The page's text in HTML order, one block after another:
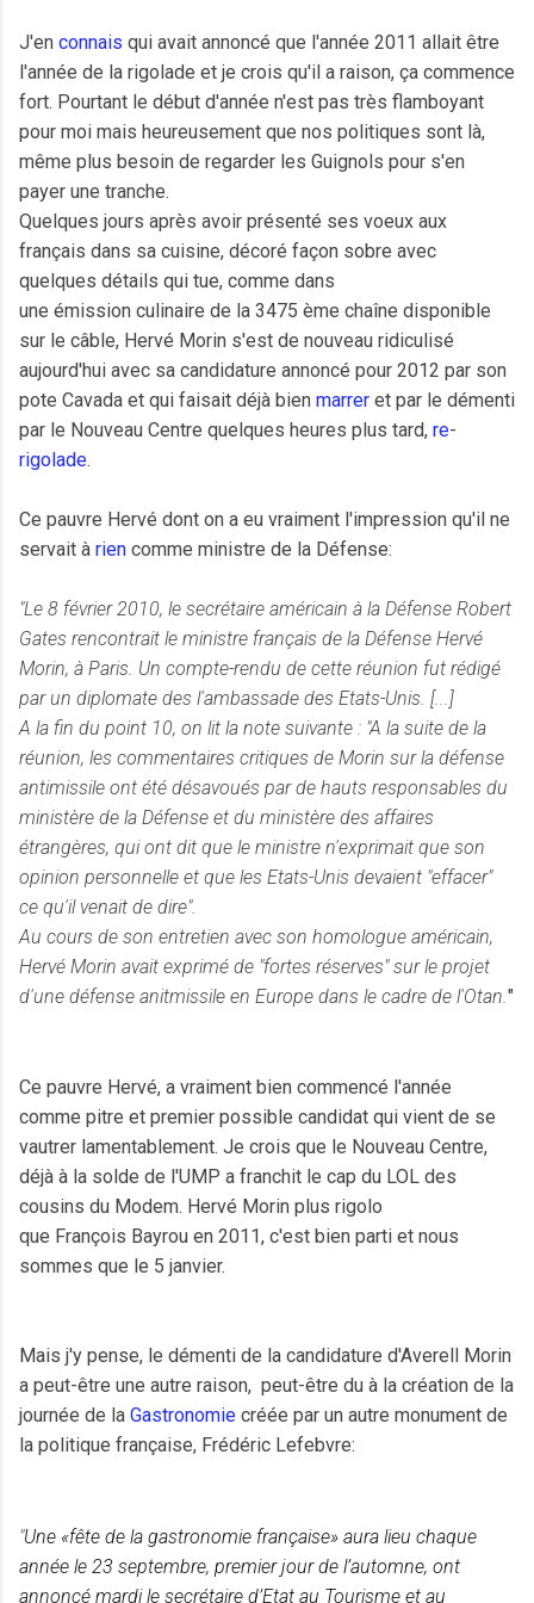
J'en connais qui avait annoncé que l'année 2011 allait être
l'année de la rigolade et je crois qu'il a raison, ça commence
fort. Pourtant le début d'année n'est pas très flamboyant
pour moi mais heureusement que nos politiques sont là,
même plus besoin de regarder les Guignols pour s'en
payer une tranche.
Quelques jours après avoir présenté ses voeux aux
français dans sa cuisine, décoré façon sobre avec
quelques détails qui tue, comme dans
une émission culinaire de la 3475 ème chaîne disponible
sur le câble, Hervé Morin s'est de nouveau ridiculisé
aujourd'hui avec sa candidature annoncé pour 2012 par son
pote Cavada et qui faisait déjà bien marrer et par le démenti
par le Nouveau Centre quelques heures plus tard, re-
rigolade.
Ce pauvre Hervé dont on a eu vraiment l'impression qu'il ne
servait à rien comme ministre de la Défense:
"Le 8 février 2010, le secrétaire américain à la Défense Robert
Gates rencontrait le ministre français de la Défense Hervé
Morin, à Paris. Un compte-rendu de cette réunion fut rédigé
par un diplomate des l'ambassade des Etats-Unis. [...]
A la fin du point 10, on lit la note suivante : "A la suite de la
réunion, les commentaires critiques de Morin sur la défense
antimissile ont été désavoués par de hauts responsables du
ministère de la Défense et du ministère des affaires
étrangères, qui ont dit que le ministre n'exprimait que son
opinion personnelle et que les Etats-Unis devaient "effacer"
ce qu'il venait de dire".
Au cours de son entretien avec son homologue américain,
Hervé Morin avait exprimé de "fortes réserves" sur le projet
d'une défense anitmissile en Europe dans le cadre de l'Otan."
Ce pauvre Hervé, a vraiment bien commencé l'année
comme pitre et premier possible candidat qui vient de se
vautrer lamentablement. Je crois que le Nouveau Centre,
déjà à la solde de l'UMP a franchit le cap du LOL des
cousins du Modem. Hervé Morin plus rigolo
que François Bayrou en 2011, c'est bien parti et nous
sommes que le 5 janvier.
Mais j'y pense, le démenti de la candidature d'Averell Morin
a peut-être une autre raison, peut-être du à la création de la
journée de la Gastronomie créée par un autre monument de
la politique française, Frédéric Lefebvre:
"Une «fête de la gastronomie française» aura lieu chaque
année le 23 septembre, premier jour de l’automne, ont
annoncé mardi le secrétaire d’Etat au Tourisme et au